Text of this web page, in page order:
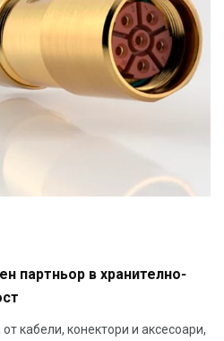
партньор в хранително-
кабели, конектори и аксесоари,